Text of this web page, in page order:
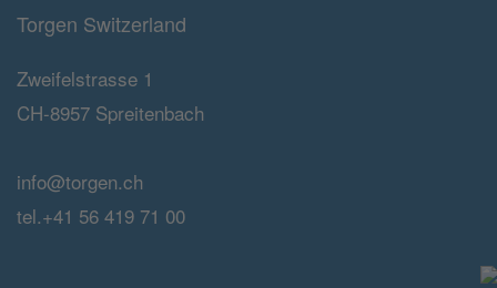
Torgen Switzerland
Zweifelstrasse 1
CH-8957 Spreitenbach
info@torgen.ch
tel.+41 56 419 71 00